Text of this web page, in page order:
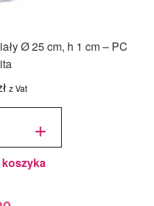
Ø 25 cm, h 1 cm – PC
z Vat
+